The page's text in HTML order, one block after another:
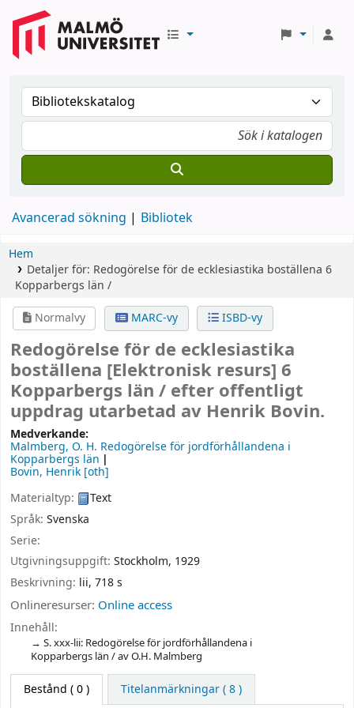
Avancerad sökning Bibliotek
Hem
Detaljer för: Redogörelse för de ecklesiastika boställena 6
Kopparbergs län /
Normalvy
MARC-vy ISBD-vy
Redogörelse för de ecklesiastika
boställena [Elektronisk resurs] 6
Kopparbergs län / efter offentligt
uppdrag utarbetad av Henrik Bovin.
Medverkande:
Malmberg, O. H. Redogörelse för jordförhållandena i
Kopparbergs län
Bovin, Henrik [oth]
Materialtyp:
Text
Språk: Svenska
Serie:
Utgivningsuppgift: Stockholm, 1929
Beskrivning: lii, 718 s
Onlineresurser: Online access
Innehåll:
S. xxx-lii: Redogörelse för jordförhållandena i
Kopparbergs län / av O.H. Malmberg
Bestånd ( 0 ) Titelanmärkningar ( 8 )